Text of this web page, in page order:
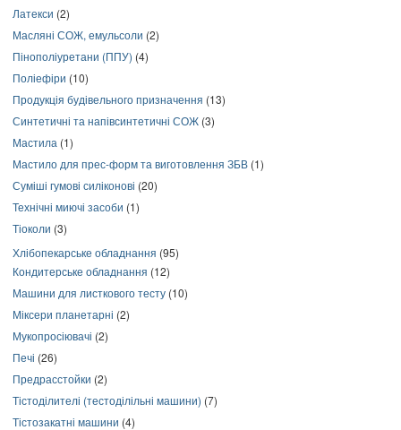
Латекси (2)
Масляні СОЖ, емульсоли (2)
Пінополіуретани (ППУ) (4)
Поліефіри (10)
Продукція будівельного призначення (13)
Синтетичні та напівсинтетичні СОЖ (3)
Мастила (1)
Мастило для прес-форм та виготовлення ЗБВ (1)
Суміші гумові силіконові (20)
Технічні миючі засоби (1)
Тіоколи (3)
Хлібопекарське обладнання (95)
Кондитерське обладнання (12)
Машини для листкового тесту (10)
Міксери планетарні (2)
Мукопросіювачі (2)
Печі (26)
Предрасстойки (2)
Тістоділителі (тестоділільні машини) (7)
Тістозакатні машини (4)